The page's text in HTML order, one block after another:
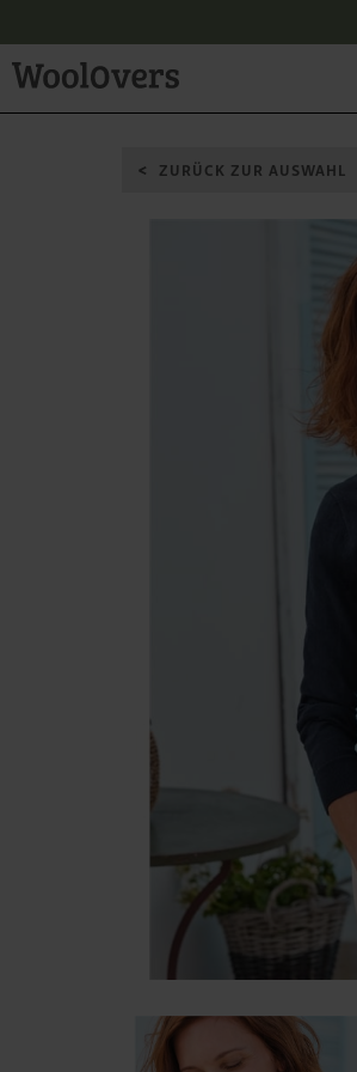
ZURÜCK ZUR AUSWAHL